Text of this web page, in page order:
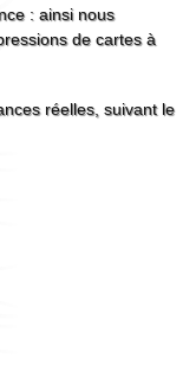
: ainsi nous
de cartes à
réelles, suivant le